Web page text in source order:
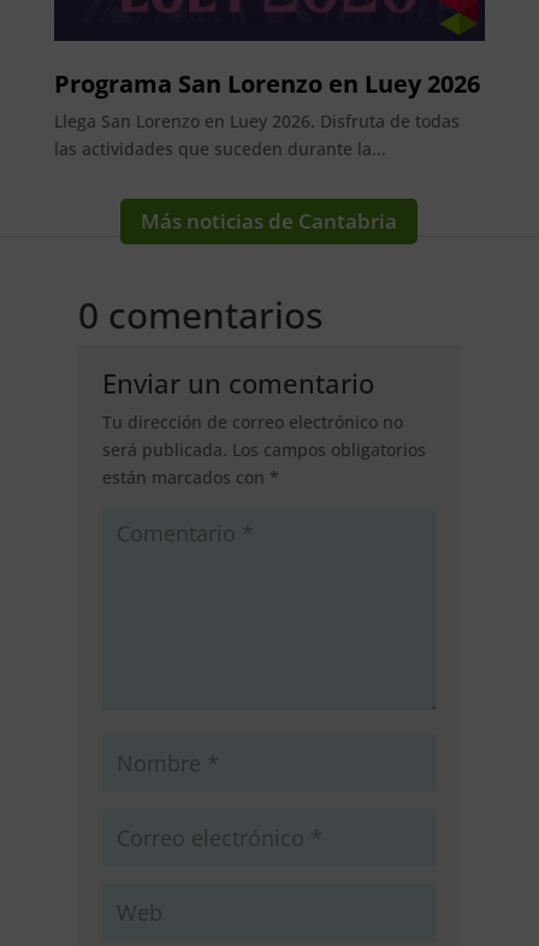
Programa San Lorenzo en Luey 2026
Llega San Lorenzo en Luey 2026. Disfruta de todas
las actividades que suceden durante la...
Más noticias de Cantabria
0 comentarios
Enviar un comentario
Tu dirección de correo electrónico no
será publicada. Los campos obligatorios
están marcados con *